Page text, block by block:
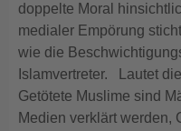
doppelte Moral
medialer Empörung
wie die
Islamvertreter. Lautet
Getötete Muslime sind
Medien verklärt werden,